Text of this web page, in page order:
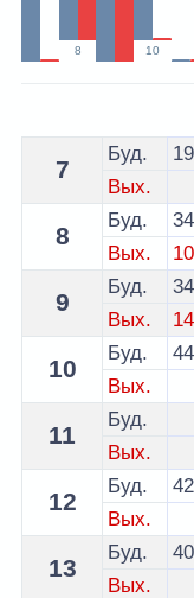
8 10
Расписание 3
7
Буд.
19
Вых.
8
Буд.
34
Вых.
10
9
Буд.
34
Вых.
14
10
Буд.
44
Вых.
11
Буд.
Вых.
12
Буд.
42
Вых.
13
Буд.
40
Вых.